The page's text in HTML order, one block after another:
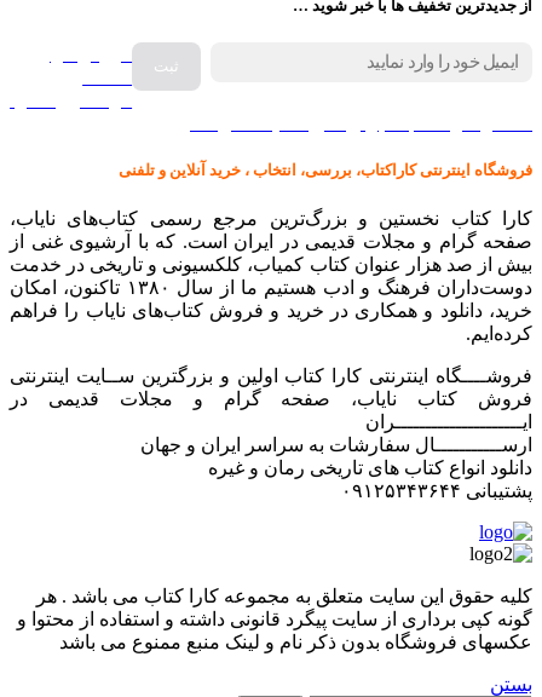
از جدیدترین تخفیف ها با خبر شوید …
فروش انواع
فروشگاه اینترنتی کاراکتاب، بررسی، انتخاب ، خرید آنلاین و تلفنی
کارا کتاب نخستین و بزرگ‌ترین مرجع رسمی کتاب‌های نایاب،
صفحه گرام و مجلات قدیمی در ایران است. که با آرشیوی غنی از
بیش از صد هزار عنوان کتاب کمیاب، کلکسیونی و تاریخی در خدمت
دوست‌داران فرهنگ و ادب هستیم ما از سال ۱۳۸۰ تاکنون، امکان
خرید، دانلود و همکاری در خرید و فروش کتاب‌های نایاب را فراهم
کرده‌ایم.
فروشــــگاه اینترنتی کارا کتاب اولین و بزرگترین ســایت اینترنتی
فروش کتاب نایاب، صفحه گرام و مجلات قدیمی در
ایـــــــــــــــــــــران
ارســـــــــــال سفارشات به سراسر ایران و جهان
دانلود انواع کتاب های تاریخی رمان و غیره
پشتیبانی ۰۹۱۲۵۳۴۳۶۴۴
کليه حقوق اين سايت متعلق به مجموعه کارا کتاب می باشد . هر
گونه کپی برداری از سایت پیگرد قانونی داشته و استفاده از محتوا و
عکسهای فروشگاه بدون ذکر نام و لینک منبع ممنوع می باشد
بستن